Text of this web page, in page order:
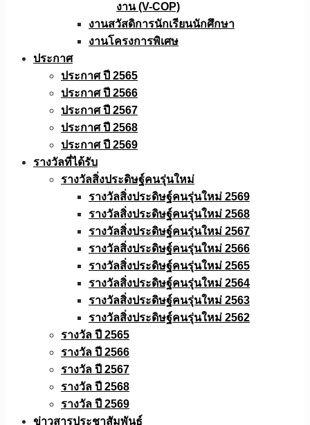
งาน (V-COP)
งานสวัสดิการนักเรียนนักศึกษา
งานโครงการพิเศษ
ประกาศ
ประกาศ ปี 2565
ประกาศ ปี 2566
ประกาศ ปี 2567
ประกาศ ปี 2568
ประกาศ ปี 2569
รางวัลที่ได้รับ
รางวัลสิ่งประดิษฐ์คนรุ่นใหม่
รางวัลสิ่งประดิษฐ์คนรุ่นใหม่ 2569
รางวัลสิ่งประดิษฐ์คนรุ่นใหม่ 2568
รางวัลสิ่งประดิษฐ์คนรุ่นใหม่ 2567
รางวัลสิ่งประดิษฐ์คนรุ่นใหม่ 2566
รางวัลสิ่งประดิษฐ์คนรุ่นใหม่ 2565
รางวัลสิ่งประดิษฐ์คนรุ่นใหม่ 2564
รางวัลสิ่งประดิษฐ์คนรุ่นใหม่ 2563
รางวัลสิ่งประดิษฐ์คนรุ่นใหม่ 2562
รางวัล ปี 2565
รางวัล ปี 2566
รางวัล ปี 2567
รางวัล ปี 2568
รางวัล ปี 2569
ข่าวสารประชาสัมพันธ์